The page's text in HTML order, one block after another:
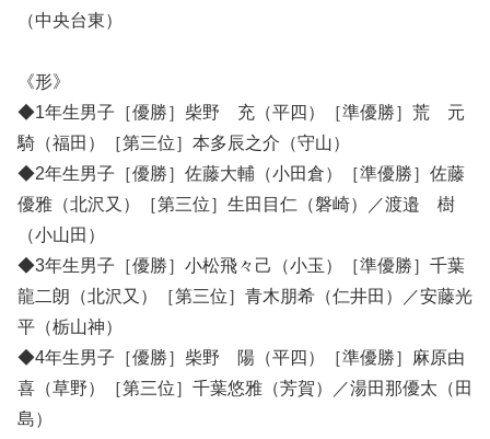
（中央台東）
《形》
◆1年生男子［優勝］柴野 充（平四）［準優勝］荒 元
騎（福田）［第三位］本多辰之介（守山）
◆2年生男子［優勝］佐藤大輔（小田倉）［準優勝］佐藤
優雅（北沢又）［第三位］生田目仁（磐崎）／渡邉 樹
（小山田）
◆3年生男子［優勝］小松飛々己（小玉）［準優勝］千葉
龍二朗（北沢又）［第三位］青木朋希（仁井田）／安藤光
平（栃山神）
◆4年生男子［優勝］柴野 陽（平四）［準優勝］麻原由
喜（草野）［第三位］千葉悠雅（芳賀）／湯田那優太（田
島）